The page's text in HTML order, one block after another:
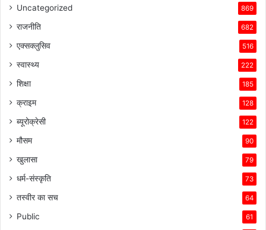
Uncategorized 869
राजनीति 682
एक्सक्लुसिव 516
स्वास्थ्य 222
शिक्षा 185
क्राइम 128
ब्यूरोक्रेसी 122
मौसम 90
खुलासा 79
धर्म-संस्कृति 73
तस्वीर का सच 64
Public 61